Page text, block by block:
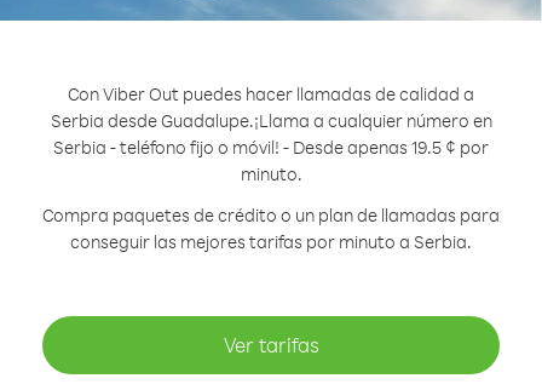
Con Viber Out puedes hacer llamadas de calidad a
Serbia desde Guadalupe.¡Llama a cualquier número en
Serbia - teléfono fijo o móvil! - Desde apenas 19.5 ¢ por
minuto.
Compra paquetes de crédito o un plan de llamadas para
conseguir las mejores tarifas por minuto a Serbia.
Ver tarifas